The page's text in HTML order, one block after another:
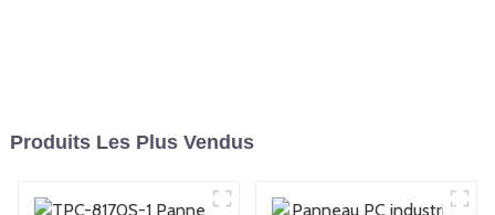
Produits Les Plus Vendus